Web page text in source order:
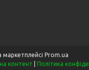
маркетплейсі Prom.ua
контент Політика